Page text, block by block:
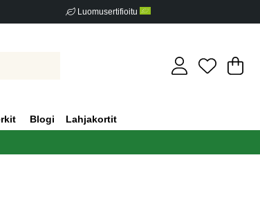
Luomusertifioitu
.
Blogi Lahjakortit